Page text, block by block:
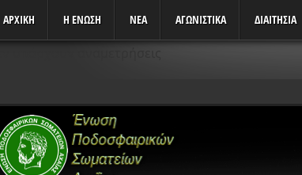
ΑΡΧΙΚΗ Η ΕΝΩΣΗ ΝΕΑ ΑΓΩΝΙΣΤΙΚΆ ΔΙΑΙΤΗΣΙΑ